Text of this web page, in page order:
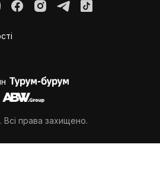
права захищено.